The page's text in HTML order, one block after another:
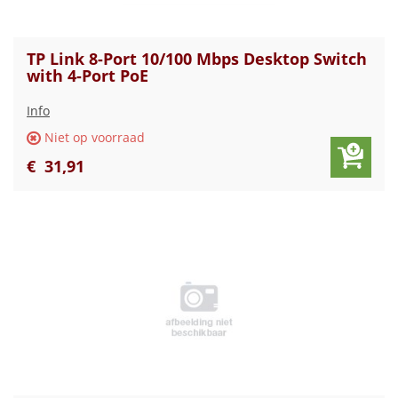
TP Link 8-Port 10/100 Mbps Desktop Switch
with 4-Port PoE
Info
Niet op voorraad
€ 31,91